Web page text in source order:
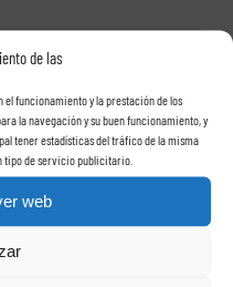
de las
funcionamiento y la prestación de los
la navegación y su buen funcionamiento, y
tener estadísticas del tráfico de la misma
tipo de servicio publicitario.
web